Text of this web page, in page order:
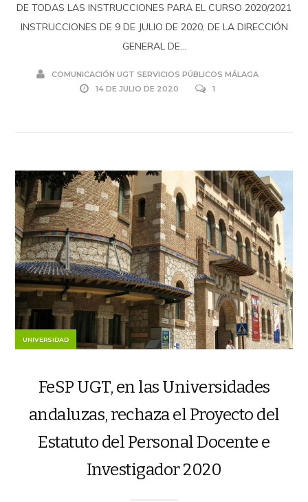
DE TODAS LAS INSTRUCCIONES PARA EL CURSO 2020/2021
INSTRUCCIONES DE 9 DE JULIO DE 2020, DE LA DIRECCIÓN
GENERAL DE...
COMUNICACIÓN UGT SERVICIOS PÚBLICOS MÁLAGA
14 DE JULIO DE 2020
1
UNIVERSIDAD
FeSP UGT, en las Universidades
andaluzas, rechaza el Proyecto del
Estatuto del Personal Docente e
Investigador 2020